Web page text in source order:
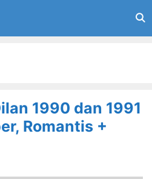
1990 dan 1991
Romantis +